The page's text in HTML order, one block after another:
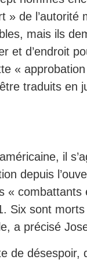
» de l’autorité
mais ils
et d’endroit
«
traduits en
il
depuis
« combattants
Six sont morts
a précisé
de